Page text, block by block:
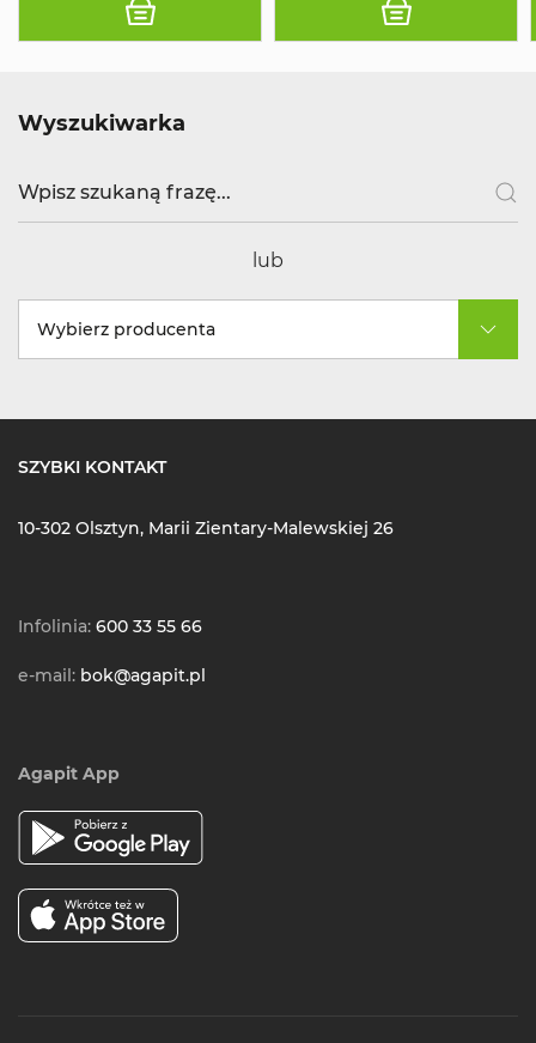
Wyszukiwarka
lub
Wybierz producenta
SZYBKI KONTAKT
10-302 Olsztyn, Marii Zientary-Malewskiej 26
Infolinia: 600 33 55 66
e-mail: bok@agapit.pl
Agapit App